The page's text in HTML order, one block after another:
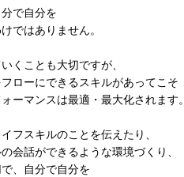
で自分を
ではありません。
くことも大切ですが、
ローにできるスキルがあってこそ
ーマンスは最適・最大化されます。
フスキルのことを伝えたり、
会話ができるような環境づくり、
、自分で自分を